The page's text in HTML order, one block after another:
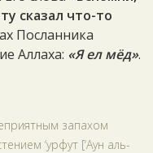
сказал что-то
Посланника
Аллаха: «Я ел мёд».
запахом
‘урфут [‘Аун аль-